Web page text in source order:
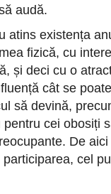
audă.
atins existența
fizică, cu
și deci cu o
cât se
să devină,
cei obosiți
De
cel